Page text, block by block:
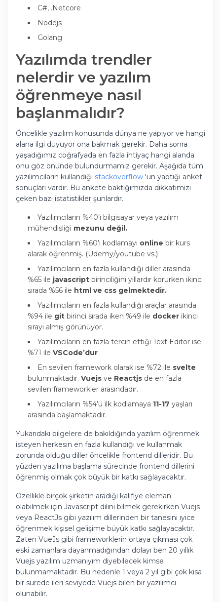
C#, .Netcore
Nodejs
Golang
Yazılımda trendler
nelerdir ve yazılım
öğrenmeye nasıl
başlanmalıdır?
Öncelikle yazılım konusunda dünya ne yapıyor ve hangi
alana ilgi duyuyor ona bakmak gerekir. Daha sonra
yaşadığımız coğrafyada en fazla ihtiyaç hangi alanda
onu göz önünde bulundurmamız gerekir. Aşağıda tüm
yazılımcıların kullandığı stackoverflow 'un yaptığı anket
sonuçları vardır. Bu ankete baktığımızda dikkatimizi
çeken bazı istatistikler şunlardır.
Yazılımcıların %40’ı bilgisayar veya yazılım
mühendisliği mezunu değil.
Yazılımcıların %60’ı kodlamayı online bir kurs
alarak öğrenmiş. (Udemy/youtube vs.)
Yazılımcıların en fazla kullandığı diller arasında
%65 ile javascript birinciliğini yıllardır korurken ikinci
sırada %56 ile html ve css gelmektedir.
Yazılımcıların en fazla kullandığı araçlar arasında
%94 ile git birinci sırada iken %49 ile docker ikinci
sırayı almış görünüyor.
Yazılımcıların en fazla tercih ettiği Text Editör ise
%71 ile VSCode’dur
En sevilen framework olarak ise %72 ile svelte
bulunmaktadır. Vuejs ve Reactjs de en fazla
sevilen frameworkler arasındadır.
Yazılımcıların %54’ü ilk kodlamaya 11-17 yaşları
arasında başlamaktadır.
Yukarıdaki bilgelere de bakıldığında yazılım öğrenmek
isteyen herkesin en fazla kullandığı ve kullanmak
zorunda olduğu diller öncelikle frontend dilleridir. Bu
yüzden yazılıma başlama sürecinde frontend dillerini
öğrenmiş olmak çok büyük bir katkı sağlayacaktır.
Özellikle birçok şirketin aradığı kalifiye eleman
olabilmek için Javascript dilini bilmek gerekirken Vuejs
veya ReactJs gibi yazılım dillerinden bir tanesini iyice
öğrenmek kişisel gelişime büyük katkı sağlayacaktır.
Zaten VueJs gibi frameworklerin ortaya çıkması çok
eski zamanlara dayanmadığından dolayı ben 20 yıllık
Vuejs yazılım uzmanıyım diyebilecek kimse
bulunmamaktadır. Bu nedenle 1 veya 2 yıl gibi çok kısa
bir sürede ileri seviyede Vuejs bilen bir yazılımcı
olunabilir.